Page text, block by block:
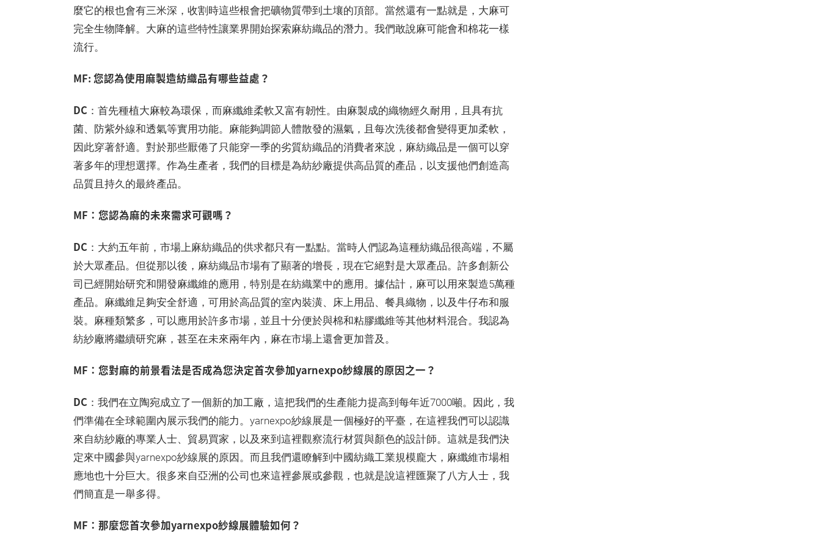
麼它的根也會有三米深，收割時這些根會把礦物質帶到土壤的頂部。當然還有一點就是，大麻可
完全生物降解。大麻的這些特性讓業界開始探索麻紡織品的潛力。我們敢說麻可能會和棉花一樣
流行。
MF: 您認為使用麻製造紡織品有哪些益處？
DC ：首先種植大麻較為環保，而麻纖維柔軟又富有韌性。由麻製成的織物經久耐用，且具有抗
菌、防紫外線和透氣等實用功能。麻能夠調節人體散發的濕氣，且每次洗後都會變得更加柔軟，
因此穿著舒適。對於那些厭倦了只能穿一季的劣質紡織品的消費者來說，麻紡織品是一個可以穿
著多年的理想選擇。作為生產者，我們的目標是為紡紗廠提供高品質的產品，以支援他們創造高
品質且持久的最終產品。
MF：您認為麻的未來需求可觀嗎？
DC ：大約五年前，市場上麻紡織品的供求都只有一點點。當時人們認為這種紡織品很高端，不屬
於大眾產品。但從那以後，麻紡織品市場有了顯著的增長，現在它絕對是大眾產品。許多創新公
司已經開始研究和開發麻纖維的應用，特別是在紡織業中的應用。據估計，麻可以用來製造5萬種
產品。麻纖維足夠安全舒適，可用於高品質的室內裝潢、床上用品、餐具織物，以及牛仔布和服
裝。麻種類繁多，可以應用於許多市場，並且十分便於與棉和粘膠纖維等其他材料混合。我認為
紡紗廠將繼續研究麻，甚至在未來兩年內，麻在市場上還會更加普及。
MF：您對麻的前景看法是否成為您決定首次參加yarnexpo紗線展的原因之一？
DC ：我們在立陶宛成立了一個新的加工廠，這把我們的生產能力提高到每年近7000噸。因此，我
們準備在全球範圍內展示我們的能力。yarnexpo紗線展是一個極好的平臺，在這裡我們可以認識
來自紡紗廠的專業人士、貿易買家，以及來到這裡觀察流行材質與顏色的設計師。這就是我們決
定來中國參與yarnexpo紗線展的原因。而且我們還瞭解到中國紡織工業規模龐大，麻纖維市場相
應地也十分巨大。很多來自亞洲的公司也來這裡參展或參觀，也就是說這裡匯聚了八方人士，我
們簡直是一舉多得。
MF：那麼您首次參加yarnexpo紗線展體驗如何？